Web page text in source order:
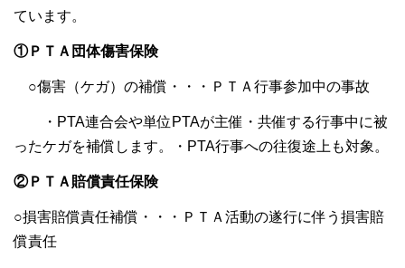
ています。
①ＰＴＡ団体傷害保険
○傷害（ケガ）の補償・・・ＰＴＡ行事参加中の事故
・PTA連合会や単位PTAが主催・共催する行事中に被
ったケガを補償します。・PTA行事への往復途上も対象。
②ＰＴＡ賠償責任保険
○損害賠償責任補償・・・ＰＴＡ活動の遂行に伴う損害賠
償責任